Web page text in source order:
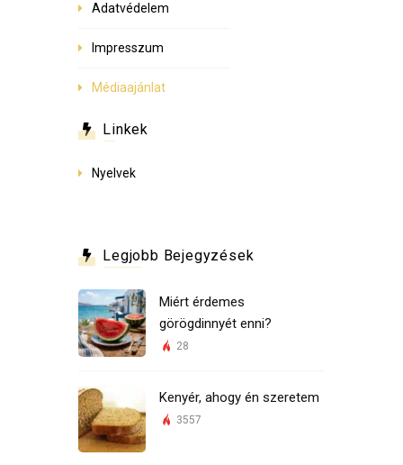
Adatvédelem
Impresszum
Médiaajánlat
Linkek
Nyelvek
Legjobb Bejegyzések
Miért érdemes
görögdinnyét enni?
28
Kenyér, ahogy én szeretem
3557